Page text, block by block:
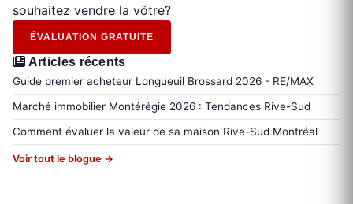
souhaitez vendre la vôtre?
ÉVALUATION GRATUITE
Articles récents
Guide premier acheteur Longueuil Brossard 2026 - RE/MAX
Marché immobilier Montérégie 2026 : Tendances Rive-Sud
Comment évaluer la valeur de sa maison Rive-Sud Montréal
Voir tout le blogue →